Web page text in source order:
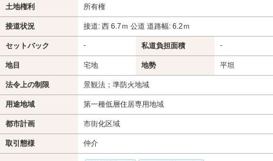
土地権利 所有権
接道状況 接道: 西 6.7ｍ 公道 道路幅: 6.2ｍ
セットバック - 私道負担面積 -
地目 宅地 地勢 平坦
法令上の制限 景観法；準防火地域
用途地域 第一種低層住居専用地域
都市計画 市街化区域
取引態様 仲介